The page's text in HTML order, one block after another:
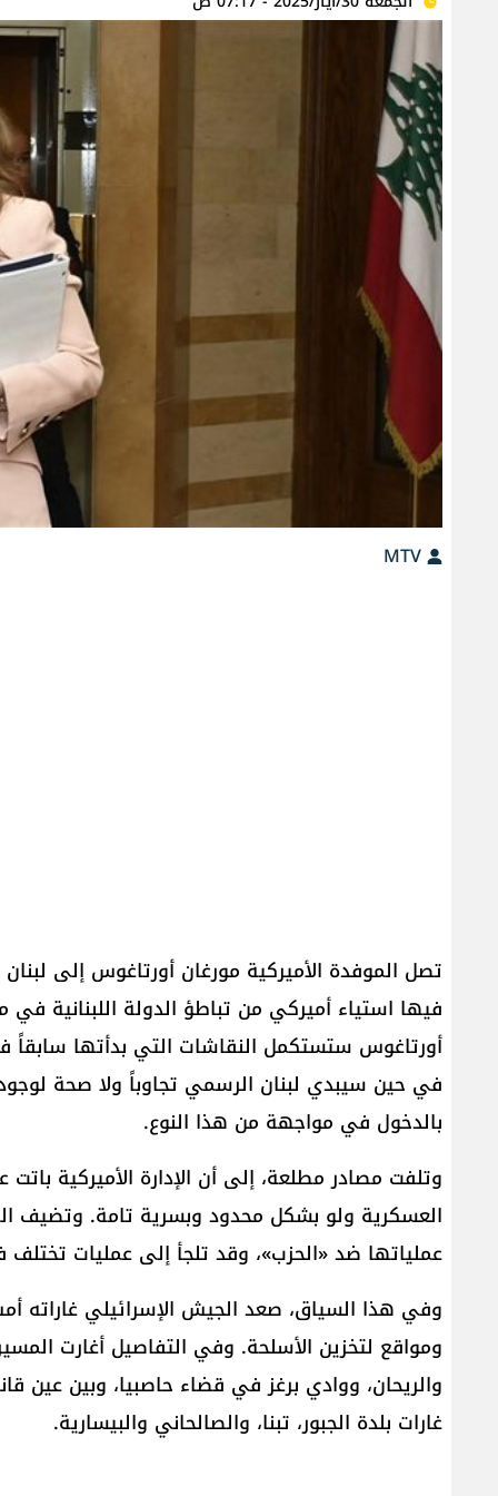
تصل الموفدة الأميركية مورغان أورتاغوس إلى
فيها استياء أميركي من تباطؤ الدولة اللبنانية
أورتاغوس ستستكمل النقاشات التي بدأتها سابقاً
في حين سيبدي لبنان الرسمي تجاوباً ولا صحة
بالدخول في مواجهة من هذا النوع.
وتلفت مصادر مطلعة، إلى أن الإدارة الأميركية
العسكرية ولو بشكل محدود وبسرية تامة. وتضيف
عملياتها ضد «الحزب»، وقد تلجأ إلى عمليات
وفي هذا السياق، صعد الجيش الإسرائيلي غاراته
ومواقع لتخزين الأسلحة. وفي التفاصيل أغارت
والريحان، ووادي برغز في قضاء حاصبيا، وبين عين
غارات بلدة الجبور، تبنا، والصالحاني والبيسارية.